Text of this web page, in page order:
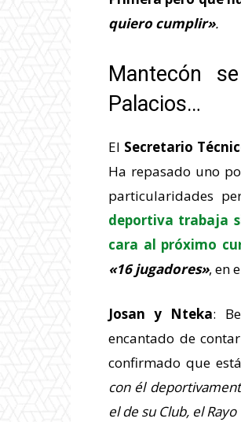
quiero cumplir».
Mantecón
Palacios…
El Secretario
Ha repasado uno
particularidades
deportiva trabaja
cara al próximo
«16 jugadores», en
Josan y Nteka:
encantado de
confirmado que
con él
el de su Club, el Rayo